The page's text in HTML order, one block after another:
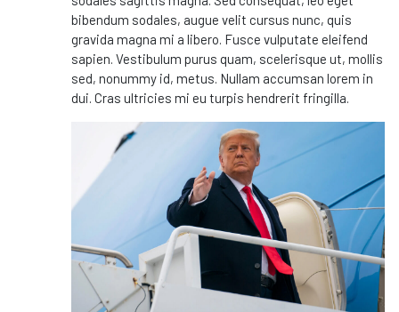
bibendum sodales, augue velit cursus nunc, quis
gravida magna mi a libero. Fusce vulputate eleifend
sapien. Vestibulum purus quam, scelerisque ut, mollis
sed, nonummy id, metus. Nullam accumsan lorem in
dui. Cras ultricies mi eu turpis hendrerit fringilla.